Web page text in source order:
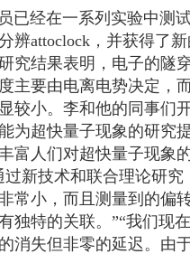
经在一系列实验中测
辨attoclock ，并获得了
究结果表明，电子的隧
主要由电离电势决定，
较小。 李和他的同事们
为超快量子现象的研究
富人们对超快量子现象的
过新技术和联合理论研究
常小，而且测量到的偏
独特的关联。 ”“我们现
消失但非零的延迟。由